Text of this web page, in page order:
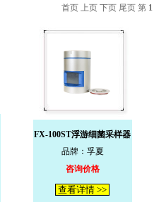
首页 上页 下页 尾页 第 1
FX-100ST浮游细菌采样器
品牌：孚夏
咨询价格
查看详情 >>